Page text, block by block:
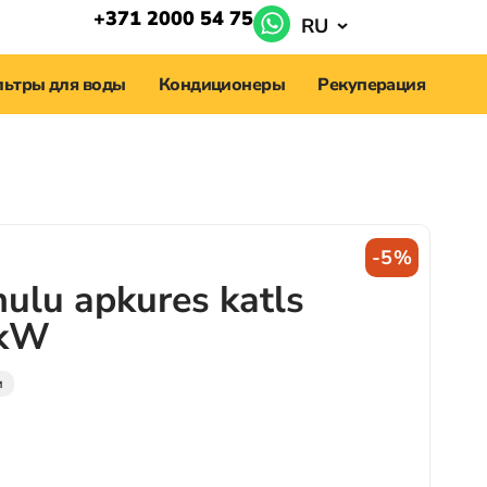
+371 2000 54 75 RU
для воды Кондиционеры Рекуперация
-5%
apkures katls